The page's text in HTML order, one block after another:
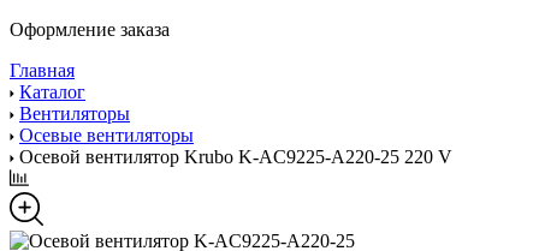
Оформление заказа
Главная
Каталог
Вентиляторы
Осевые вентиляторы
Осевой вентилятор Krubo K-AC9225-A220-25 220 V